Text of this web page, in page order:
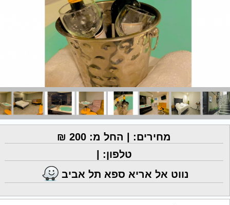
לילה באמצע שבוע - 700 ש''ח.
מחירים: | החל מ: 200 ₪
טלפון: |
נווט אל אריא ספא תל אביב